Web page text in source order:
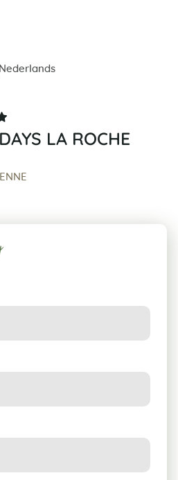
Nederlands
LA ROCHE